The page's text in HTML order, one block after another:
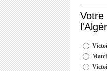
Votre